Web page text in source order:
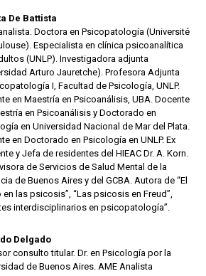
De Battista
Doctora en Psicopatología (Université
Especialista en clínica psicoanalítica
(UNLP). Investigadora adjunta
Arturo Jauretche). Profesora Adjunta
I, Facultad de Psicología, UNLP.
en Maestría en Psicoanálisis, UBA. Docente
en Psicoanálisis y Doctorado en
en Universidad Nacional de Mar del Plata.
en Doctorado en Psicología en UNLP. Ex
y Jefa de residentes del HIEAC Dr. A. Korn.
de Servicios de Salud Mental de la
de Buenos Aires y del GCBA. Autora de “El
en las psicosis”, “Las psicosis en Freud”,
interdisciplinarios en psicopatología”.
Delgado
consulto titular. Dr. en Psicología por la
de Buenos Aires. AME Analista